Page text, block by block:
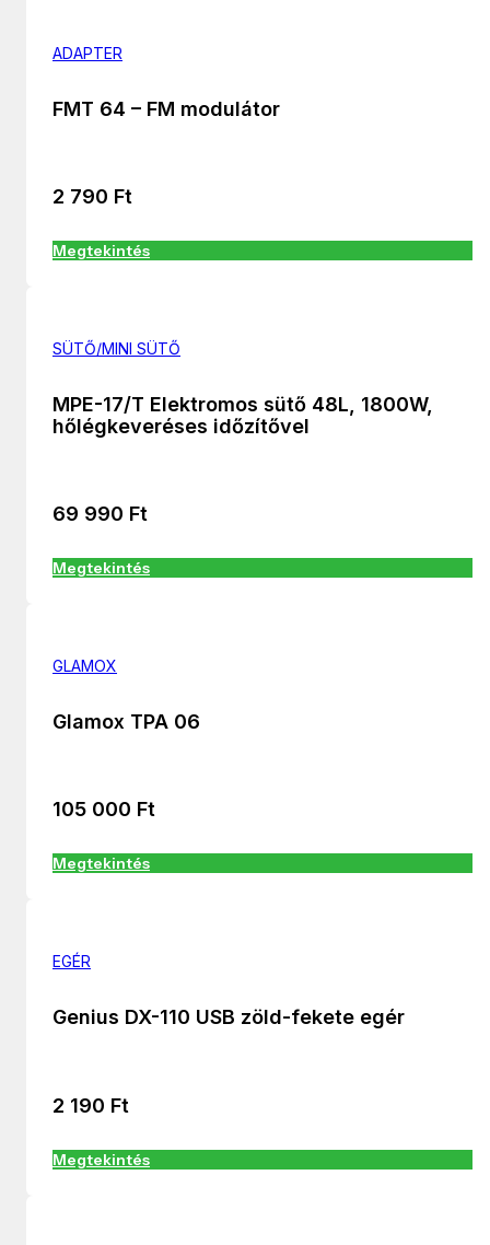
ADAPTER
FMT 64 – FM modulátor
2 790 Ft
Megtekintés
SÜTŐ/MINI SÜTŐ
MPE-17/T Elektromos sütő 48L, 1800W,
hőlégkeveréses időzítővel
69 990 Ft
Megtekintés
GLAMOX
Glamox TPA 06
105 000 Ft
Megtekintés
EGÉR
Genius DX-110 USB zöld-fekete egér
2 190 Ft
Megtekintés